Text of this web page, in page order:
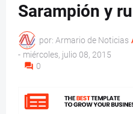
Sarampión y
por: Armario de Noticias
- miércoles, julio 08, 2015
0